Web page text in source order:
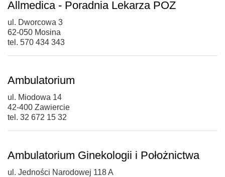
Allmedica - Poradnia Lekarza POZ
ul. Dworcowa 3
62-050 Mosina
tel. 570 434 343
Ambulatorium
ul. Miodowa 14
42-400 Zawiercie
tel. 32 672 15 32
Ambulatorium Ginekologii i Położnictwa
ul. Jedności Narodowej 118 A